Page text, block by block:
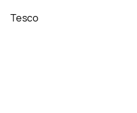
Tesco